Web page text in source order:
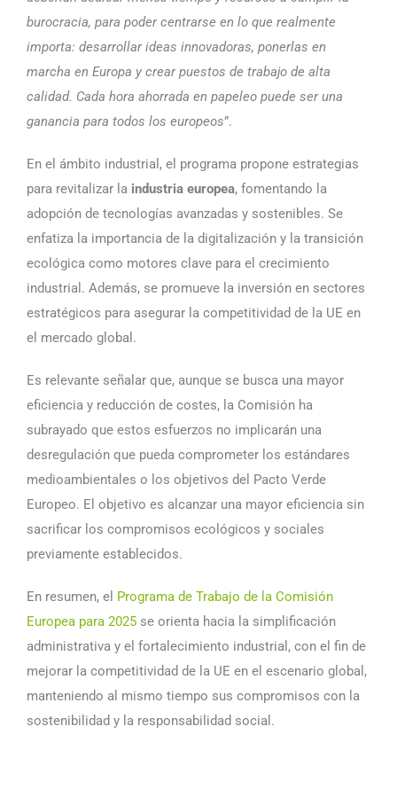
burocracia, para poder centrarse en lo que realmente
importa: desarrollar ideas innovadoras, ponerlas en
marcha en Europa y crear puestos de trabajo de alta
calidad. Cada hora ahorrada en papeleo puede ser una
ganancia para todos los europeos”.
En el ámbito industrial, el programa propone estrategias
para revitalizar la industria europea, fomentando la
adopción de tecnologías avanzadas y sostenibles. Se
enfatiza la importancia de la digitalización y la transición
ecológica como motores clave para el crecimiento
industrial. Además, se promueve la inversión en sectores
estratégicos para asegurar la competitividad de la UE en
el mercado global.
Es relevante señalar que, aunque se busca una mayor
eficiencia y reducción de costes, la Comisión ha
subrayado que estos esfuerzos no implicarán una
desregulación que pueda comprometer los estándares
medioambientales o los objetivos del Pacto Verde
Europeo. El objetivo es alcanzar una mayor eficiencia sin
sacrificar los compromisos ecológicos y sociales
previamente establecidos.
En resumen, el Programa de Trabajo de la Comisión
Europea para 2025 se orienta hacia la simplificación
administrativa y el fortalecimiento industrial, con el fin de
mejorar la competitividad de la UE en el escenario global,
manteniendo al mismo tiempo sus compromisos con la
sostenibilidad y la responsabilidad social.